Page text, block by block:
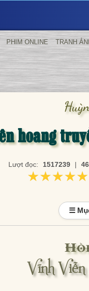
PHIM ONLINE TRANH
hoang
Lượt đọc: 1517239 |
☰
Vĩnh